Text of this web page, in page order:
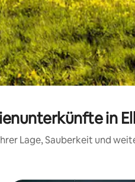
in
Lage, Sauberkeit und